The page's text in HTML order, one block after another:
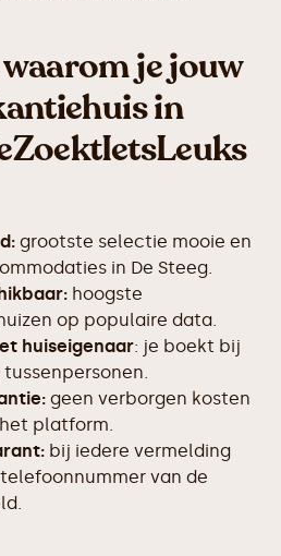
je jouw
in
grootste selectie mooie en
in De Steeg.
hoogste
op populaire data.
huiseigenaar: je boekt bij
geen verborgen kosten
platform.
bij iedere vermelding
van de